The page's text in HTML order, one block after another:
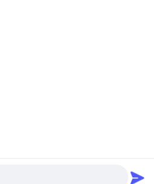
. Alle Rechte vorbehalten.